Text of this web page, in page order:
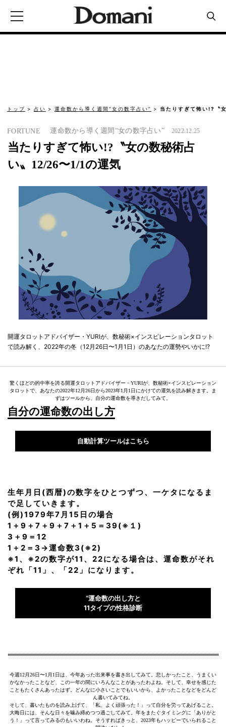
トップ 占い 運命数から導く週間“女の数字占い” 当たりすぎて怖い!?〝
FORTUNE 運命数から導く週間“女の数字占い” 2022.12.25
当たりすぎて怖い!?〝女の数秘術占
い〟12/26〜1/1の運気
開運タロットアドバイザー・YURIが、数秘術×インスピレーションタロット
で読み解く、2022年の冬（12月26日〜1月1日）のあなたの運勢やいかに!?
驚くほどの的中率を誇る開運タロットアドバイザー・YURIが、数秘術×インスピレーション
タロットで、あなたの2022年12月26日から2023年1月1日にかけての運気を読み解きます。ま
ずはツールから、自分の運命数を導きだしてみて。
自分の運命数の出し方
自動計算ツールはこちら
生年月日(西暦)の数字をひとつずつ、一ケタになるま
で足していきます。
(例)1979年7月15日の場合
1＋9＋7＋9＋7＋1＋5＝39(※１)
3＋9＝12
1＋2＝3→運命数3(※2)
※1、※2の数字が11、22になる場合は、運命数がそれ
ぞれ「11」、「22」になります。
“運命数の出し方と
11タイプの性格診断
今週12月26日〜1月1日は、今年あった出来事を書き出してみて。悲しかったこと、うまくい
かなかったことなど、この一年の間にいろんなことがあったわよね。そして、幸せを感じた
こともたくさんあったはず。どんなに小さいことでもいいから、よかったことなどをどんど
ん書いてみてね。
そして、書いたものを読み上げて、「私、よく頑張った！」って自分を労ってあげること。
大晦日には、そんな日々を噛み締めつつ過ごしてみて。年をまたぐタイミングに「ありがと
う！」って言ってみるのもいいわね。そうすればきっと、2023年もハッピーでいられること